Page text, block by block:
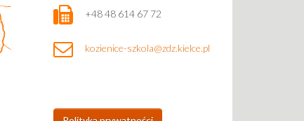
+48 48 614 67 72
kozienice-szkola@zdz.kielce.pl